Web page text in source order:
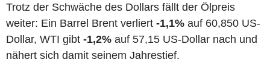
Trotz der Schwäche des Dollars fällt der Ölpreis
weiter: Ein Barrel Brent verliert -1,1% auf 60,850 US-
Dollar, WTI gibt -1,2% auf 57,15 US-Dollar nach und
nähert sich damit seinem Jahrestief.